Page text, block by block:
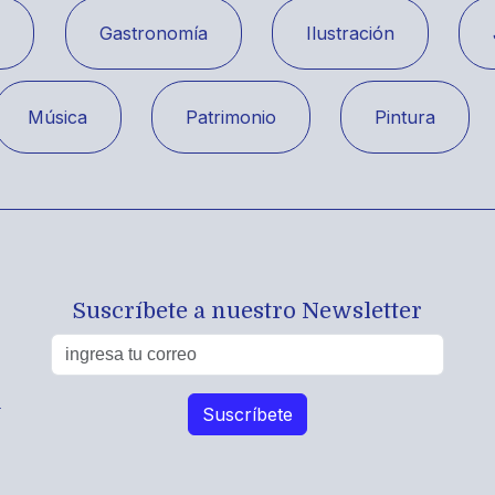
Gastronomía Ilustración
Música Patrimonio Pintura
Suscríbete a nuestro Newsletter